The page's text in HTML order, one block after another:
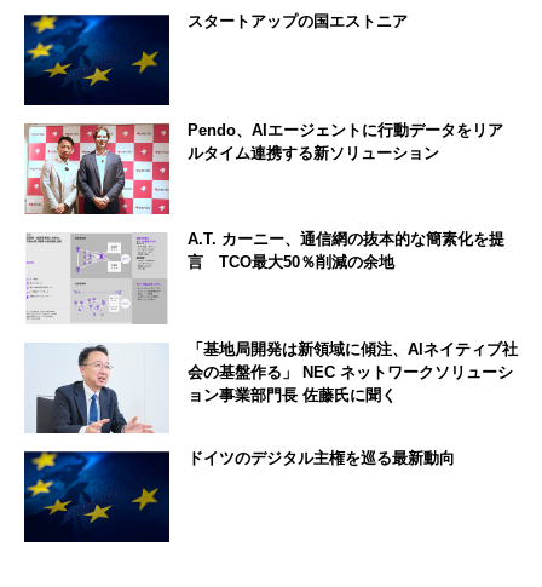
スタートアップの国エストニア
Pendo、AIエージェントに行動データをリア
ルタイム連携する新ソリューション
A.T. カーニー、通信網の抜本的な簡素化を提
言 TCO最大50％削減の余地
「基地局開発は新領域に傾注、AIネイティブ社
会の基盤作る」 NEC ネットワークソリューシ
ョン事業部門長 佐藤氏に聞く
ドイツのデジタル主権を巡る最新動向